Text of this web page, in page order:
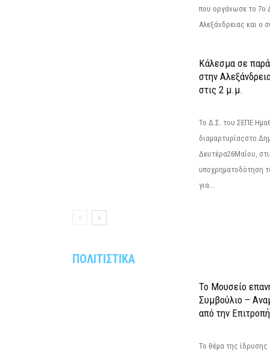
που οργάνωσε το 7ο
Αλεξάνδρειας και ο
Κάλεσμα σε
στην
στις 2 μ.μ.
Το Δ.Σ. του ΣΕΠΕ
διαμαρτυρίαςστο
Δευτέρα26Μαΐου,
υποχρηματοδότηση
για...
ΠΟΛΙΤΙΣΤΙΚΑ
Το Μουσείο
Συμβούλιο –
από την Επιτροπή
Το θέμα της ίδρυσης